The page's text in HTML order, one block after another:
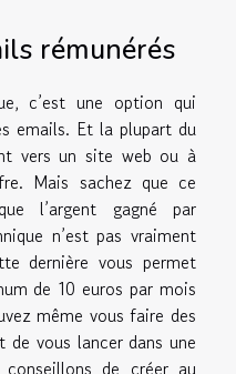
rémunérés
c’est une option qui
emails. Et la plupart du
vers un site web ou à
Mais sachez que ce
l’argent gagné par
n’est pas vraiment
dernière vous permet
de 10 euros par mois
même vous faire des
de vous lancer dans une